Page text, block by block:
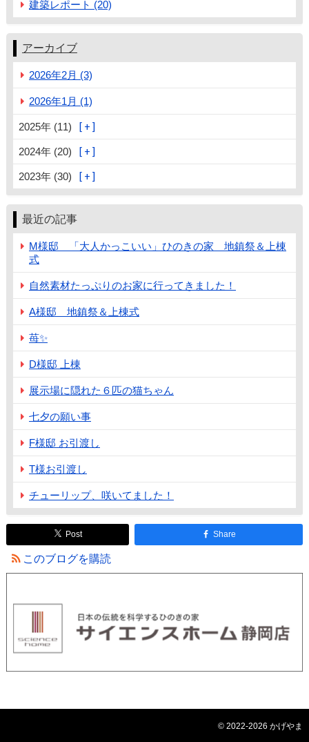
建築レポート (20)
アーカイブ
2026年2月 (3)
2026年1月 (1)
2025年 (11)
2024年 (20)
2023年 (30)
最近の記事
M様邸 「大人かっこいい」ひのきの家 地鎮祭＆上棟
式
自然素材たっぷりのお家に行ってきました！
A様邸 地鎮祭＆上棟式
苺✨
D様邸 上棟
展示場に隠れた６匹の猫ちゃん
七夕の願い事
F様邸 お引渡し
T様お引渡し
チューリップ、咲いてました！
Post Share
このブログを購読
© 2022-2026 かげやま